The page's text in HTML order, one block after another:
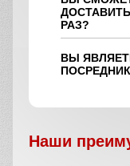
РАЗ?
ВЫ
Наши